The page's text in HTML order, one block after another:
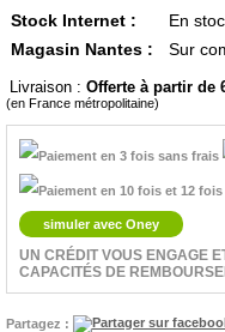
Stock Internet :
En
Magasin Nantes :
Sur
Livraison : Offerte à partir de
(en France métropolitaine)
simuler avec Oney
UN CRÉDIT VOUS ENGAGE
CAPACITÉS DE
Partagez :